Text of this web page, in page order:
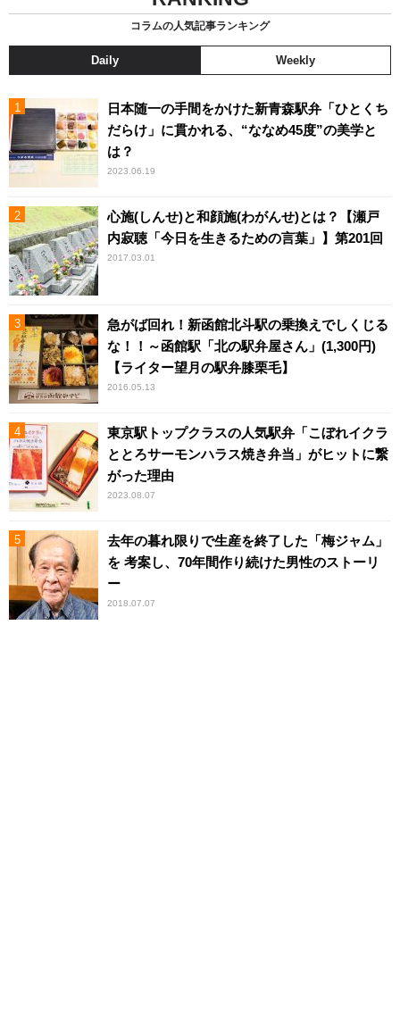
コラムの人気記事ランキング
Daily Weekly
日本随一の手間をかけた新青森駅弁「ひとくち
だらけ」に貫かれる、“ななめ45度”の美学と
は？
2023.06.19
心施(しんせ)と和顔施(わがんせ)とは？【瀬戸
内寂聴「今日を生きるための言葉」】第201回
2017.03.01
急がば回れ！新函館北斗駅の乗換えでしくじる
な！！～函館駅「北の駅弁屋さん」(1,300円)
【ライター望月の駅弁膝栗毛】
2016.05.13
東京駅トップクラスの人気駅弁「こぼれイクラ
ととろサーモンハラス焼き弁当」がヒットに繋
がった理由
2023.08.07
去年の暮れ限りで生産を終了した「梅ジャム」
を 考案し、70年間作り続けた男性のストーリ
ー
2018.07.07